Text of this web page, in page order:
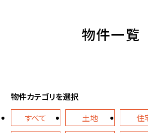
物件一覧
物件カテゴリを選択
すべて
土地
住